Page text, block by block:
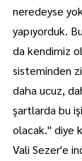
neredeyse
yapıyorduk.
da kendimiz
sisteminden
daha ucuz,
şartlarda bu
olacak." diye
Vali Sezer'e